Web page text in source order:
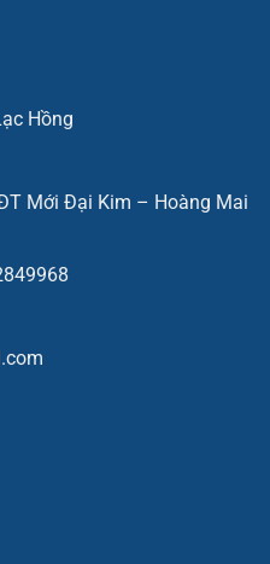
Hồng
Mới Đại Kim – Hoàng Mai